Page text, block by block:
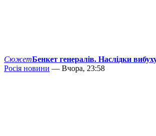
СюжетБенкет генералів. Наслідки
Росія новини — Вчора, 23:58